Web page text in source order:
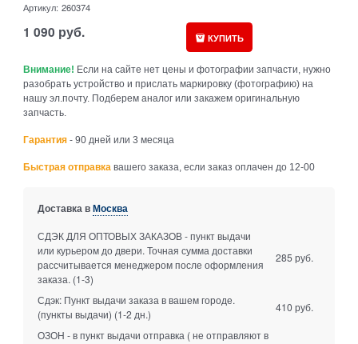
Артикул: 260374
1 090 руб. КУПИТЬ
Внимание! Если на сайте нет цены и фотографии запчасти, нужно
разобрать устройство и прислать маркировку (фотографию) на
нашу эл.почту. Подберем аналог или закажем оригинальную
запчасть.
Гарантия - 90 дней или 3 месяца
Быстрая отправка вашего заказа, если заказ оплачен до 12-00
Доставка вМосква
СДЭК ДЛЯ ОПТОВЫХ ЗАКАЗОВ - пункт выдачи
или курьером до двери. Точная сумма доставки
рассчитывается менеджером после оформления
заказа. (1-3)
285 руб.
Сдэк: Пункт выдачи заказа в вашем городе.
(пункты выдачи) (1-2 дн.)
410 руб.
ОЗОН - в пункт выдачи отправка ( не отправляют в